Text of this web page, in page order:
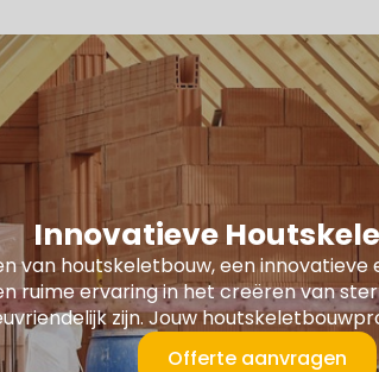
Innovatieve
van houtskeletbouw, een innovatieve
ruime ervaring in het creëren van
zijn. Jouw
Offerte aanvragen